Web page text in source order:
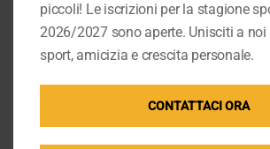
un’occasione per imparare qualcosa
solo per chi gioca, ma anche per
Penso che il rugby sia uno sport
la lealtà e il coraggio, che ritengo
piccoli! Le iscrizioni per la stagione
2026/2027 sono aperte. Unisciti a noi
sport, amicizia e crescita personale.
CONTATTACI ORA